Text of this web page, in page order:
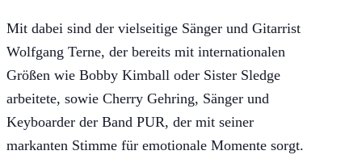
Mit dabei sind der vielseitige Sänger und Gitarrist
Wolfgang Terne, der bereits mit internationalen
Größen wie Bobby Kimball oder Sister Sledge
arbeitete, sowie Cherry Gehring, Sänger und
Keyboarder der Band PUR, der mit seiner
markanten Stimme für emotionale Momente sorgt.